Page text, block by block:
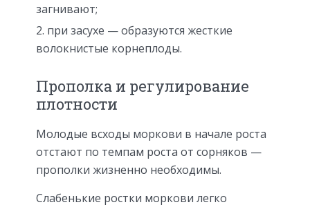
загнивают;
при засухе — образуются жесткие
волокнистые корнеплоды.
Прополка и регулирование
плотности
Молодые всходы моркови в начале роста
отстают по темпам роста от сорняков —
прополки жизненно необходимы.
Слабенькие ростки моркови легко